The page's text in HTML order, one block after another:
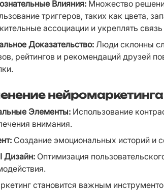
Влияния: Множество
триггеров, таких как цвета,
ассоциации и укреплять
Доказательство: Люди склонны
рейтингов и рекомендаций друзей
нейромаркетинга
Элементы: Использование
внимания.
Создание эмоциональных историй и
Дизайн: Оптимизация
становится важным